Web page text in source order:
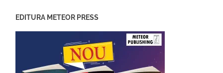
EDITURA METEOR PRESS